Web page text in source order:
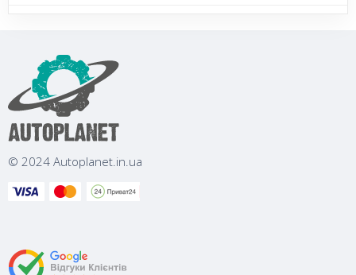
© 2024 Autoplanet.in.ua